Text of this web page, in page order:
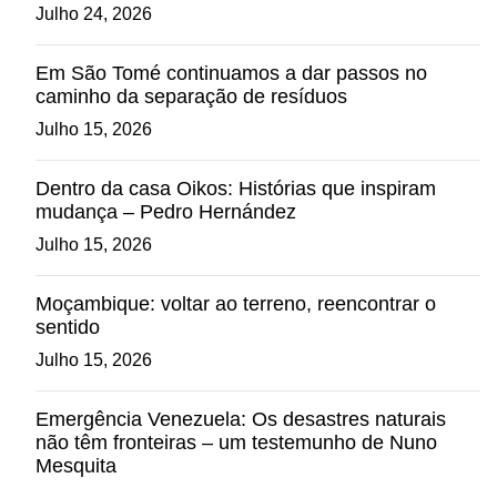
Julho 24, 2026
Em São Tomé continuamos a dar passos no
caminho da separação de resíduos
Julho 15, 2026
Dentro da casa Oikos: Histórias que inspiram
mudança – Pedro Hernández
Julho 15, 2026
Moçambique: voltar ao terreno, reencontrar o
sentido
Julho 15, 2026
Emergência Venezuela: Os desastres naturais
não têm fronteiras – um testemunho de Nuno
Mesquita